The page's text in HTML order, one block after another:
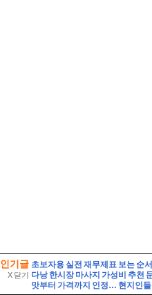
인기글
X 닫기
초보자용 실전 재무제표 보는 순서